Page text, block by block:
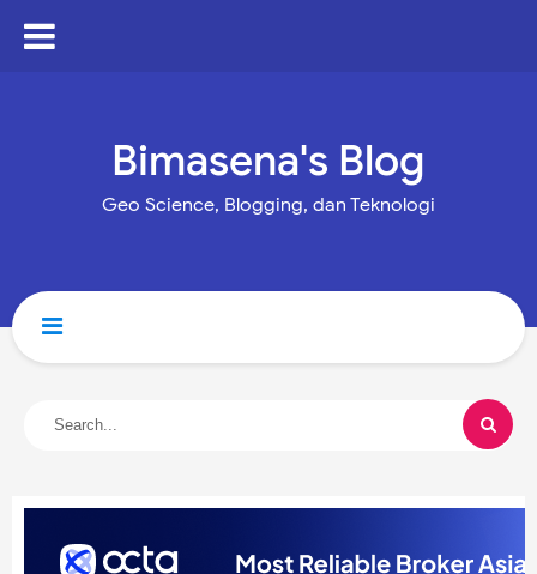
Bimasena's Blog
Geo Science, Blogging, dan Teknologi